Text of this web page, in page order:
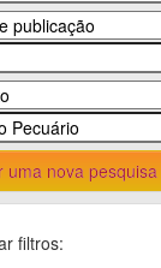
uma nova pesquisa
filtros: